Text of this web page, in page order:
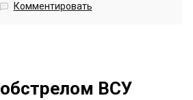
Комментировать
ВСУ